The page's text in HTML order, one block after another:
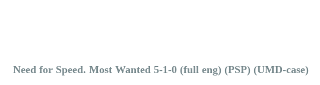
Need for Speed. Most Wanted 5-1-0 (full eng) (PSP) (UMD-case)